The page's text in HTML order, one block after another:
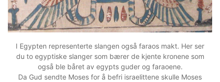
I Egypten representerte slangen også faraos makt. Her ser
du to egyptiske slanger som bærer de kjente kronene som
også ble båret av egypts guder og faraoene.
Da Gud sendte Moses for å befri israelittene skulle Moses